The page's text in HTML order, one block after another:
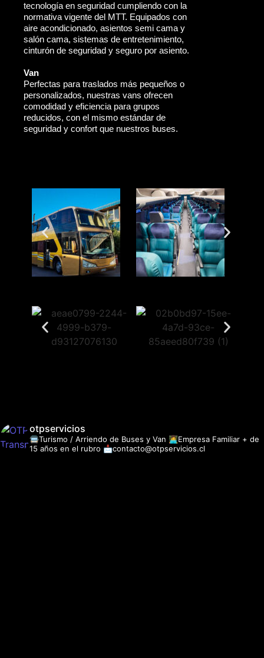
tecnología en seguridad cumpliendo con la
normativa vigente del MTT. Equipados con
aire acondicionado, asientos semi cama y
salón cama, sistemas de entretenimiento,
cinturón de seguridad y seguro por asiento.
Van
Perfectas para traslados más pequeños o
personalizados, nuestras vans ofrecen
comodidad y eficiencia para grupos
reducidos, con el mismo estándar de
seguridad y confort que nuestros buses.
otpservicios
🚍Turismo / Arriendo de Buses y Van 👩‍💻Empresa Familiar + de
15 años en el rubro 📩contacto@otpservicios.cl